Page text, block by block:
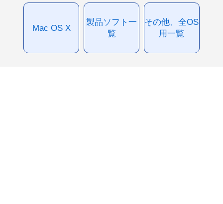
Mac OS X
製品ソフト一
覧
その他、全OS
用一覧